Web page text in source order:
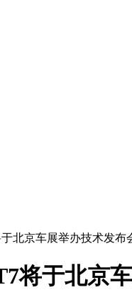
北京车展举办技术发布
将于北京